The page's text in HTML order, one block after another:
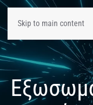
Skip to main content